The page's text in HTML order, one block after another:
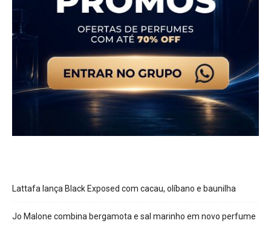
Lattafa lança Black Exposed com cacau, olíbano e baunilha
Jo Malone combina bergamota e sal marinho em novo perfume